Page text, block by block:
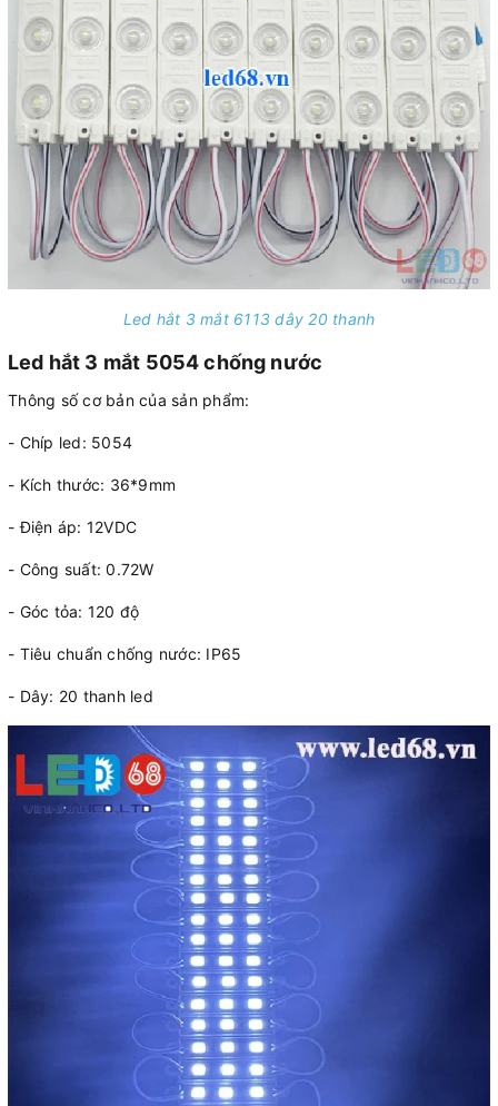
Led hắt 3 mắt 6113 dây 20 thanh
Led hắt 3 mắt 5054 chống nước
Thông số cơ bản của sản phẩm:
- Chíp led: 5054
- Kích thước: 36*9mm
- Điện áp: 12VDC
- Công suất: 0.72W
- Góc tỏa: 120 độ
- Tiêu chuẩn chống nước: IP65
- Dây: 20 thanh led